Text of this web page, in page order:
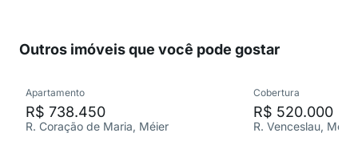
Outros imóveis que você pode gostar
Apartamento
R$ 738.450
R. Coração de Maria, Méier
Cobertura
R$ 520.000
R. Venceslau, Méier